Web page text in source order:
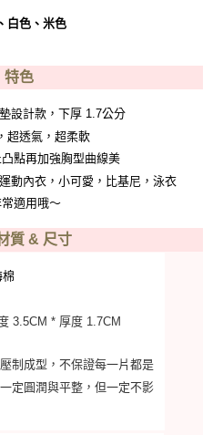
白色、米色
特色
設計款，下厚 1.7公分
超透氣，超柔軟
點再加強胸型曲線美
動內衣，小可愛，比基尼，泳衣
適用哦～
質 & 尺寸
3.5CM * 厚度 1.7CM
制成型，不保證每一片都是
定圓潤與平整，但一定不影